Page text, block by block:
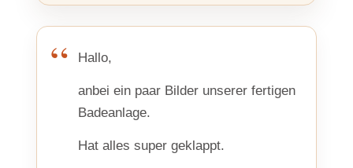
Hallo,
anbei ein paar Bilder unserer fertigen
Badeanlage.
Hat alles super geklappt.